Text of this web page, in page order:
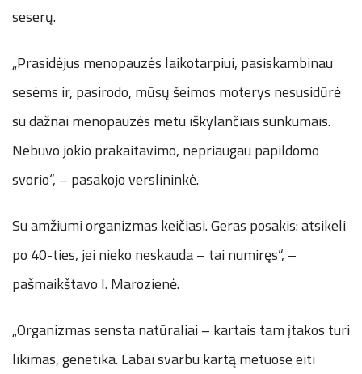
seserų.
„Prasidėjus menopauzės laikotarpiui, pasiskambinau
sesėms ir, pasirodo, mūsų šeimos moterys nesusidūrė
su dažnai menopauzės metu iškylančiais sunkumais.
Nebuvo jokio prakaitavimo, nepriaugau papildomo
svorio“, – pasakojo verslininkė.
Su amžiumi organizmas keičiasi. Geras posakis: atsikeli
po 40-ties, jei nieko neskauda – tai numiręs“, –
pašmaikštavo I. Marozienė.
„Organizmas sensta natūraliai – kartais tam įtakos turi
likimas, genetika. Labai svarbu kartą metuose eiti